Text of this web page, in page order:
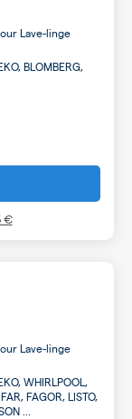
Lave-linge
BLOMBERG,
€
Lave-linge
WHIRLPOOL,
FAGOR, LISTO,
...